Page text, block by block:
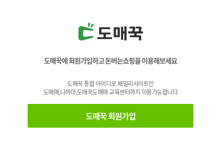
도매꾹에 회원가입하고 돈버는쇼핑을 이용해보세요
도매꾹 통합 아이디로 패밀리사이트인
도매매,나까마,도매꾹도매매 교육센터까지 이용가능합니다
도매꾹 회원가입